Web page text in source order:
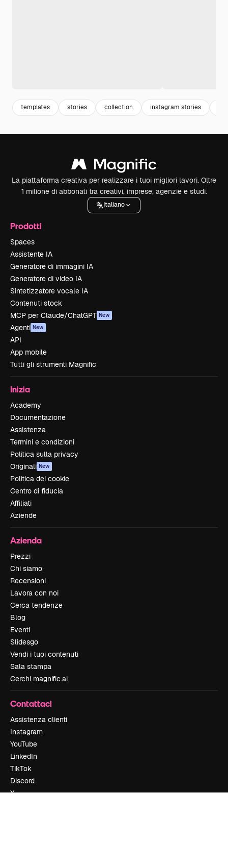
templates stories collection instagram stories
La piattaforma creativa per realizzare i tuoi migliori lavori. Oltre
1 milione di abbonati tra creativi, imprese, agenzie e studi.
Italiano
Prodotti
Spaces
Assistente IA
Generatore di immagini IA
Generatore di video IA
Sintetizzatore vocale IA
Contenuti stock
MCP per Claude/ChatGPT New
Agenti New
API
App mobile
Tutti gli strumenti Magnific
Inizia
Academy
Documentazione
Assistenza
Termini e condizioni
Politica sulla privacy
Originali New
Politica dei cookie
Centro di fiducia
Affiliati
Aziende
Azienda
Prezzi
Chi siamo
Recensioni
Lavora con noi
Cerca tendenze
Blog
Eventi
Slidesgo
Vendi i tuoi contenuti
Sala stampa
Cerchi magnific.ai
Contattaci
Assistenza clienti
Instagram
YouTube
LinkedIn
TikTok
Discord
X